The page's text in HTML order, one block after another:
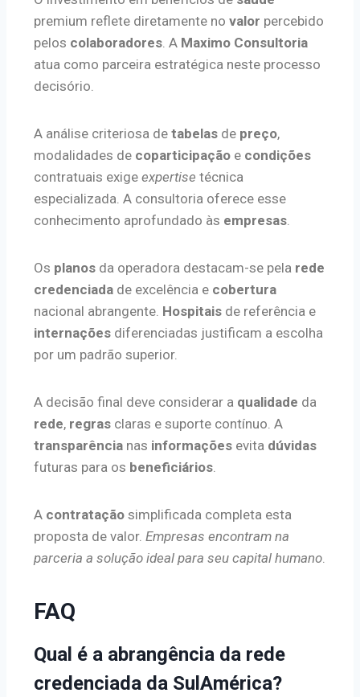
premium reflete diretamente no valor percebido
pelos colaboradores. A Maximo Consultoria
atua como parceira estratégica neste processo
decisório.
A análise criteriosa de tabelas de preço,
modalidades de coparticipação e condições
contratuais exige expertise técnica
especializada. A consultoria oferece esse
conhecimento aprofundado às empresas.
Os planos da operadora destacam-se pela rede
credenciada de excelência e cobertura
nacional abrangente. Hospitais de referência e
internações diferenciadas justificam a escolha
por um padrão superior.
A decisão final deve considerar a qualidade da
rede, regras claras e suporte contínuo. A
transparência nas informações evita dúvidas
futuras para os beneficiários.
A contratação simplificada completa esta
proposta de valor. Empresas encontram na
parceria a solução ideal para seu capital humano.
FAQ
Qual é a abrangência da rede
credenciada da SulAmérica?